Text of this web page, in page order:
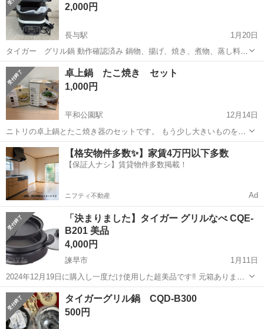
300円～の格安食堂あり！《佐...
2,000円
長与駅
1月20日
タイガー グリル鍋 動作確認済み 鍋物、揚げ、焼き、煮物、蒸し料理
ができます。 箱はありません。 鍋のみ使いました。 なかなか使わな
いので出品します。
長崎 西彼杵郡 長与駅 キッチン家電
卓上鍋 たこ焼き セット
1,000円
平和公園駅
12月14日
ニトリの卓上鍋とたこ焼き器のセットです。 もう少し大きいものを購
入したので出品します。 両方ともまだまだ使っていただけると思いま
す。 寒い季節に鍋、お友達やご家族が集まるイベントにたこ焼きはい
かがでしょうか。 鍋 セラミッ...
長崎 長崎市 平和公園駅 キッチン家電 たこ焼き
【格安物件多数✨】家賃4万円以下多数
【保証人ナシ】賃貸物件多数掲載！
ニフティ不動産 Ad
「決まりました】タイガー グリルなべ CQE-
B201 美品
4,000円
諫早市
1月11日
2024年12月19日に購入し一度だけ使用した超美品です‼︎ 元箱ありませ
んので商品そのままお渡しする形となります 又喫煙の為匂いが気にさ
れる方はご遠慮ください。 特長 ●料理の幅が広がる2枚プレート お肉
も野菜もおいし...
長崎 諫早市 キッチン家電
タイガーグリル鍋 CQD-B300
500円